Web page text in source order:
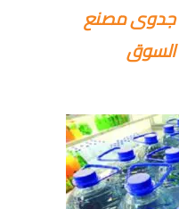
جدوى مصنع